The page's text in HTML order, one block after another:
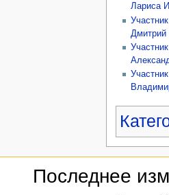
Лариса
Дмитрий
Последнее